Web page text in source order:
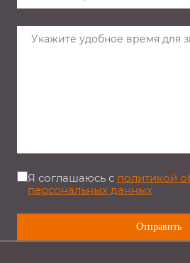
Я соглашаюсь с политикой
персональных данных